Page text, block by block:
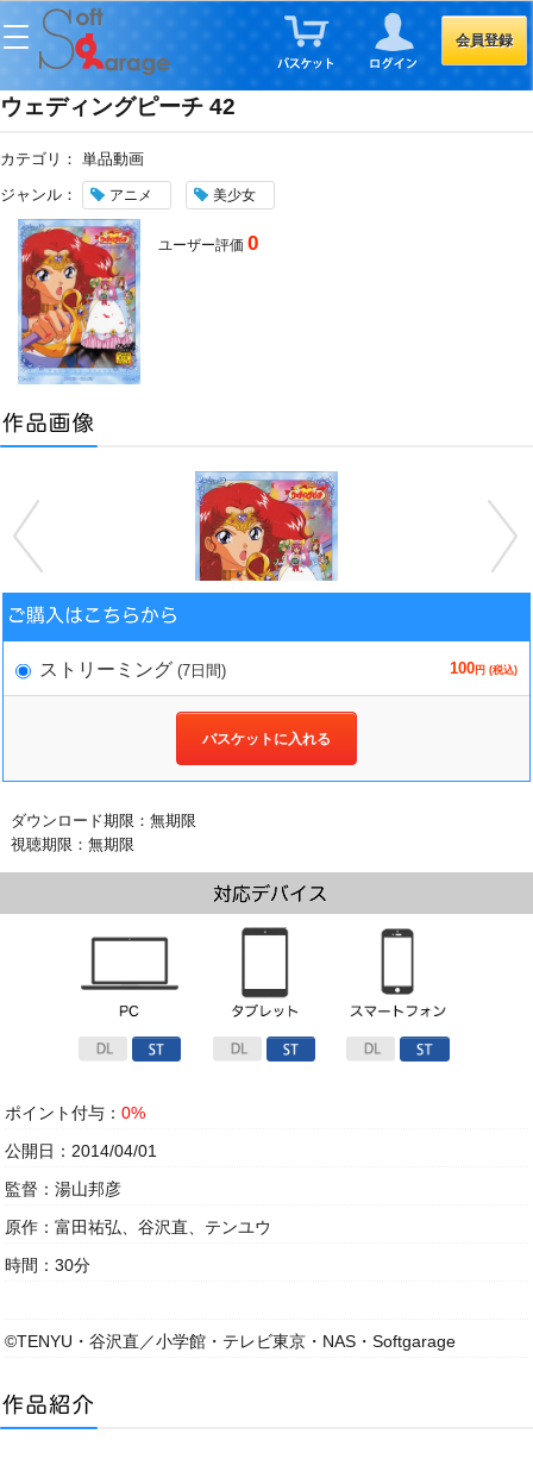
会員登録
ウェディングピーチ 42
カテゴリ： 単品動画
ジャンル：
アニメ 美少女
ユーザー評価0
ストリーミング (7日間) 100円 (税込)
バスケットに入れる
ダウンロード期限：無期限
視聴期限：無期限
ポイント付与：0%
公開日：2014/04/01
監督：湯山邦彦
原作：富田祐弘、谷沢直、テンユウ
時間：30分
©TENYU・谷沢直／小学館・テレビ東京・NAS・Softgarage